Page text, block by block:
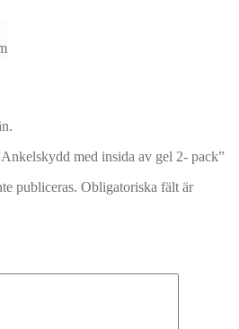
med insida av gel 2- pack”
publiceras. Obligatoriska fält är